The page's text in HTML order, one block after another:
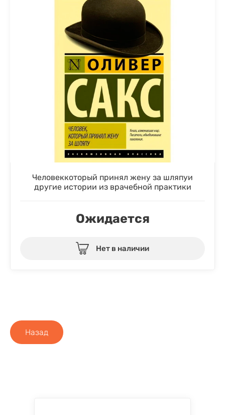
Человеккоторый принял жену за шляпуи
другие истории из врачебной практики
Ожидается
Нет в наличии
Назад